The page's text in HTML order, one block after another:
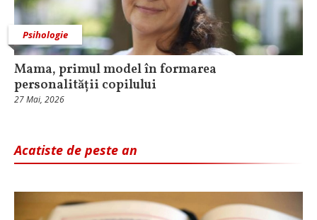
Psihologie
Mama, primul model în formarea
personalității copilului
27 Mai, 2026
Acatiste de peste an